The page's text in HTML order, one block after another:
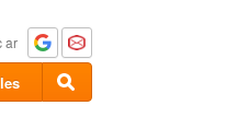
ar